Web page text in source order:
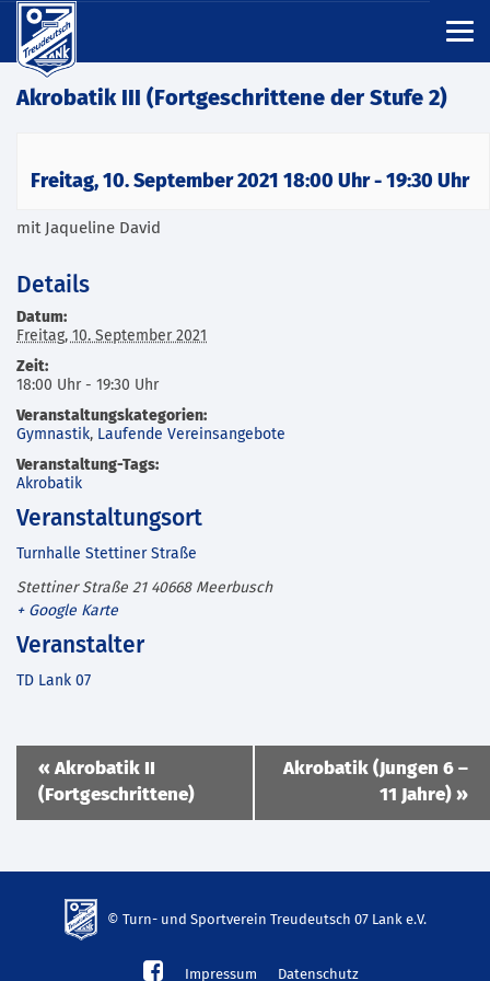
Akrobatik III (Fortgeschrittene der Stufe 2)
Freitag, 10. September 2021 18:00 Uhr- 19:30 Uhr
mit Jaqueline David
Details
Datum:
Freitag, 10. September 2021
Zeit:
18:00 Uhr - 19:30 Uhr
Veranstaltungskategorien:
Gymnastik, Laufende Vereinsangebote
Veranstaltung-Tags:
Akrobatik
Veranstaltungsort
Turnhalle Stettiner Straße
Stettiner Straße 21 40668 Meerbusch
+ Google Karte
Veranstalter
TD Lank 07
Veranstaltung
Navigation
«Akrobatik II
(Fortgeschrittene)
Akrobatik (Jungen 6 –
11 Jahre) »
© Turn- und Sportverein Treudeutsch 07 Lank e.V.
Impressum Datenschutz